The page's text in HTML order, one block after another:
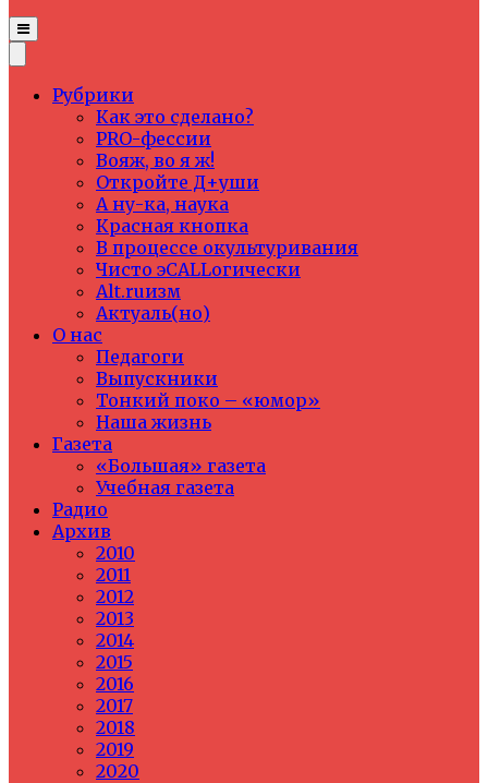
Рубрики
Как это сделано?
PRO-фессии
Вояж, во я ж!
Откройте Д+уши
А ну-ка, наука
Красная кнопка
В процессе окультуривания
Чисто эCALLогически
Alt.ruизм
Актуаль(но)
О нас
Педагоги
Выпускники
Тонкий поко – «юмор»
Наша жизнь
Газета
«Большая» газета
Учебная газета
Радио
Архив
2010
2011
2012
2013
2014
2015
2016
2017
2018
2019
2020